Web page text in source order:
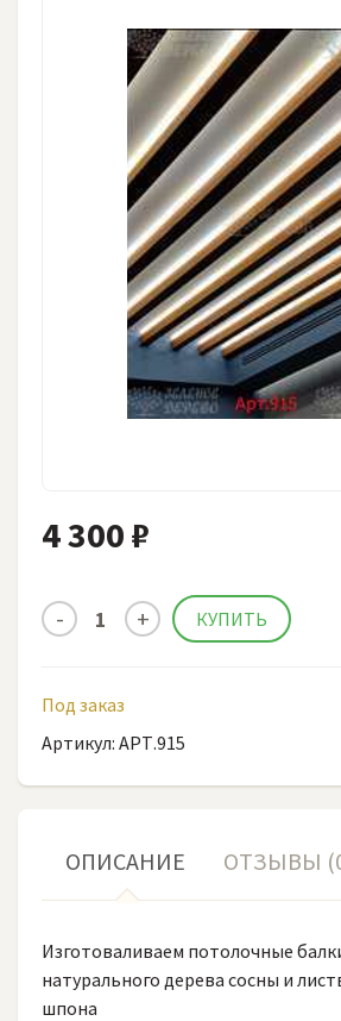
4 300 ₽
Под заказ
Артикул: АРТ.915
ОПИСАНИЕ ОТЗЫВЫ
Изготоваливаем потолочные
натурального дерева сосны и
шпона